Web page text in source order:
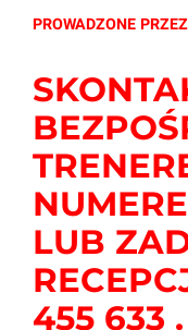
PROWADZONE
LUB
455 633 .